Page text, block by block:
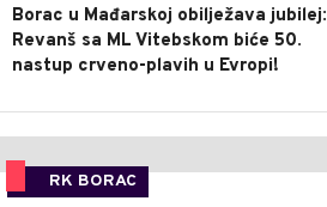
Borac u Mađarskoj obilježava jubilej:
Revanš sa ML Vitebskom biće 50.
nastup crveno-plavih u Evropi!
RK BORAC